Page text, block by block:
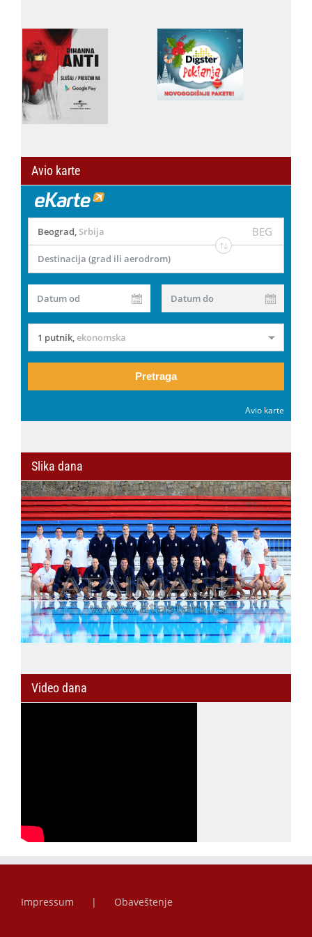
Avio karte
Beograd, Srbija BEG
Destinacija (grad ili aerodrom)
Datum od Datum do
1 putnik,ekonomska
Pretraga
Avio karte
Slika dana
Video dana
Impressum Obaveštenje